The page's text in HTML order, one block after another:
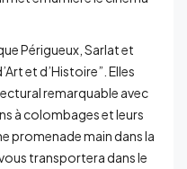
Périgueux, Sarlat et
et d’Histoire”. Elles
remarquable avec
à colombages et leurs
promenade main dans la
transportera dans le